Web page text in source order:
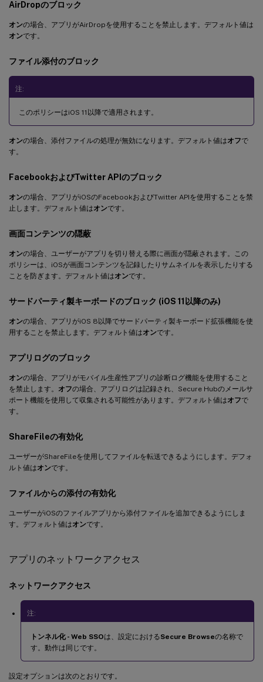
AirDropのブロック
オンの場合、アプリがAirDropを使用することを禁止します。デフォルト値は
オンです。
ファイル添付のブロック
注:
このポリシーはiOS 11以降で適用されます。
オンの場合、添付ファイルの処理が無効になります。デフォルト値はオフで
す。
FacebookおよびTwitter APIのブロック
オンの場合、アプリがiOSのFacebookおよびTwitter APIを使用することを禁
止します。デフォルト値はオンです。
画面コンテンツの隠蔽
オンの場合、ユーザーがアプリを切り替える際に画面が隠蔽されます。この
ポリシーは、iOSが画面コンテンツを記録したりサムネイルを表示したりする
ことを防ぎます。デフォルト値はオンです。
サードパーティ製キーボードのブロック (iOS 11以降のみ)
オンの場合、アプリがiOS 8以降でサードパーティ製キーボード拡張機能を使
用することを禁止します。デフォルト値はオンです。
アプリログのブロック
オンの場合、アプリがモバイル生産性アプリの診断ログ機能を使用すること
を禁止します。 オフの場合、アプリログは記録され、Secure Hubのメールサ
ポート機能を使用して収集される可能性があります。デフォルト値はオフで
す。
ShareFileの有効化
ユーザーがShareFileを使用してファイルを転送できるようにします。デフォ
ルト値はオンです。
ファイルからの添付の有効化
ユーザーがiOSのファイルアプリから添付ファイルを追加できるようにしま
す。デフォルト値はオンです。
アプリのネットワークアクセス
ネットワークアクセス
注:
トンネル化 - Web SSOは、設定におけるSecure Browseの名称で
す。動作は同じです。
設定オプションは次のとおりです。